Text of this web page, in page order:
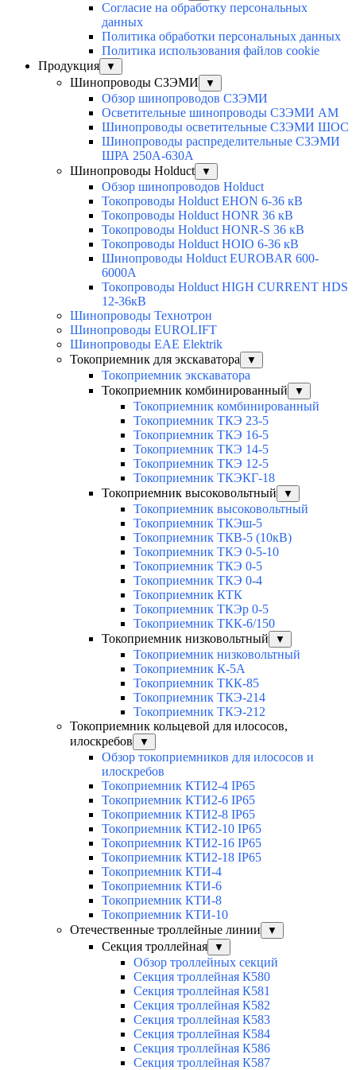
Согласие на обработку персональных
данных
Политика обработки персональных данных
Политика использования файлов cookie
Продукция
▼
Шинопроводы СЗЭМИ ▼
Обзор шинопроводов СЗЭМИ
Осветительные шинопроводы СЗЭМИ АМ
Шинопроводы осветительные СЗЭМИ ШОС
Шинопроводы распределительные СЗЭМИ
ШРА 250А-630А
Шинопроводы Holduct
▼
Обзор шинопроводов Holduct
Токопроводы Holduct EHON 6-36 кВ
Токопроводы Holduct HONR 36 кВ
Токопроводы Holduct HONR-S 36 кВ
Токопроводы Holduct HOIO 6-36 кВ
Шинопроводы Holduct EUROBAR 600-
6000А
Токопроводы Holduct HIGH CURRENT HDS
12-36кВ
Шинопроводы Технотрон
Шинопроводы EUROLIFT
Шинопроводы EAE Elektrik
Токоприемник для экскаватора
▼
Токоприемник экскаватора
Токоприемник комбинированный
▼
Токоприемник комбинированный
Токоприемник ТКЭ 23-5
Токоприемник ТКЭ 16-5
Токоприемник ТКЭ 14-5
Токоприемник ТКЭ 12-5
Токоприемник ТКЭКГ-18
Токоприемник высоковольтный
▼
Токоприемник высоковольтный
Токоприемник ТКЭш-5
Токоприемник ТКВ-5 (10кВ)
Токоприемник ТКЭ 0-5-10
Токоприемник ТКЭ 0-5
Токоприемник ТКЭ 0-4
Токоприемник КТК
Токоприемник ТКЭр 0-5
Токоприемник ТКК-6/150
Токоприемник низковольтный
▼
Токоприемник низковольтный
Токоприемник К-5А
Токоприемник ТКК-85
Токоприемник ТКЭ-214
Токоприемник ТКЭ-212
Токоприемник кольцевой для илососов,
илоскребов
▼
Обзор токоприемников для илососов и
илоскребов
Токоприемник КТИ2-4 IP65
Токоприемник КТИ2-6 IP65
Токоприемник КТИ2-8 IP65
Токоприемник КТИ2-10 IP65
Токоприемник КТИ2-16 IP65
Токоприемник КТИ2-18 IP65
Токоприемник КТИ-4
Токоприемник КТИ-6
Токоприемник КТИ-8
Токоприемник КТИ-10
Отечественные троллейные линии
▼
Секция троллейная ▼
Обзор троллейных секций
Секция троллейная К580
Секция троллейная К581
Секция троллейная К582
Секция троллейная К583
Секция троллейная К584
Секция троллейная К586
Секция троллейная К587